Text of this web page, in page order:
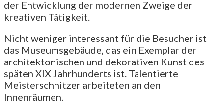
der Entwicklung der modernen Zweige der
kreativen Tätigkeit.
Nicht weniger interessant für die Besucher ist
das Museumsgebäude, das ein Exemplar der
architektonischen und dekorativen Kunst des
späten XIX Jahrhunderts ist. Talentierte
Meisterschnitzer arbeiteten an den
Innenräumen.